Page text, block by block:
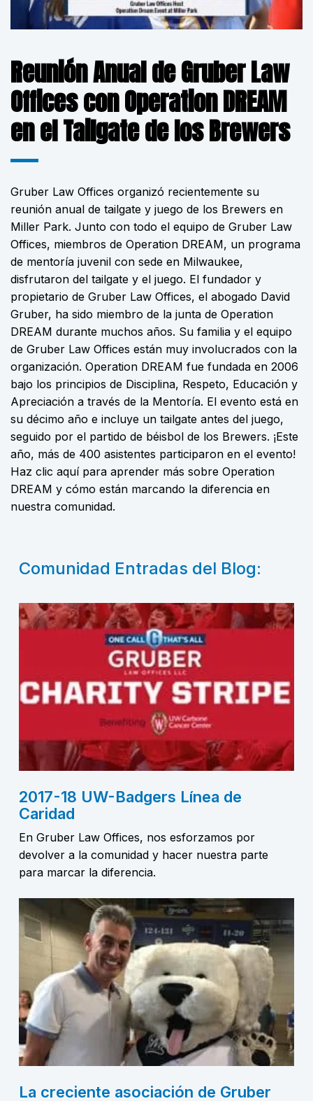
Reunión Anual de Gruber Law
Offices con Operation DREAM
en el Tailgate de los Brewers
Gruber Law Offices organizó recientemente su
reunión anual de tailgate y juego de los Brewers en
Miller Park. Junto con todo el equipo de Gruber Law
Offices, miembros de Operation DREAM, un programa
de mentoría juvenil con sede en Milwaukee,
disfrutaron del tailgate y el juego. El fundador y
propietario de Gruber Law Offices, el abogado David
Gruber, ha sido miembro de la junta de Operation
DREAM durante muchos años. Su familia y el equipo
de Gruber Law Offices están muy involucrados con la
organización. Operation DREAM fue fundada en 2006
bajo los principios de Disciplina, Respeto, Educación y
Apreciación a través de la Mentoría. El evento está en
su décimo año e incluye un tailgate antes del juego,
seguido por el partido de béisbol de los Brewers. ¡Este
año, más de 400 asistentes participaron en el evento!
Haz clic aquí para aprender más sobre Operation
DREAM y cómo están marcando la diferencia en
nuestra comunidad.
Comunidad Entradas del Blog:
2017-18 UW-Badgers Línea de
Caridad
En Gruber Law Offices, nos esforzamos por
devolver a la comunidad y hacer nuestra parte
para marcar la diferencia.
La creciente asociación de Gruber